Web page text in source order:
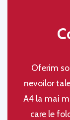
Oferim
nevoilor
A4 la mai
care le